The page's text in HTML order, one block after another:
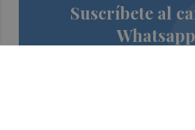
Suscríbete al
Whatsapp